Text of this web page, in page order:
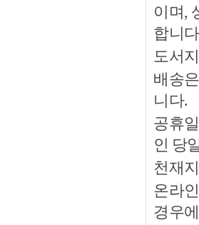
이며,
합니
도서
배송
니다.
공휴
인 당
천재
온라
경우